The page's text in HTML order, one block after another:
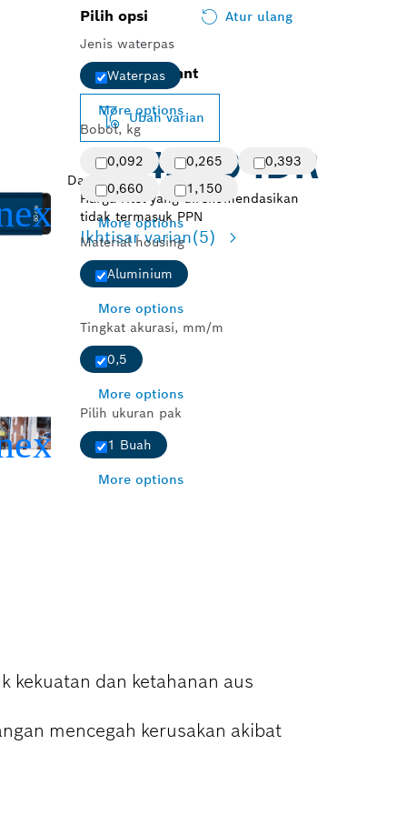
Pilih opsi
Atur ulang
Jenis waterpas
Waterpas
More options
Bobot, kg
0,092
0,265
0,393
0,660
1,150
More options
Material housing
Aluminium
More options
Tingkat akurasi, mm/m
0,5
More options
Pilih ukuran pak
1 Buah
More options
Selected variant
Ubah varian
Dari 124.800 IDR
Harga ritel yang direkomendasikan
tidak termasuk PPN
Ikhtisar varian(5)
kekuatan dan ketahanan aus
mencegah kerusakan akibat